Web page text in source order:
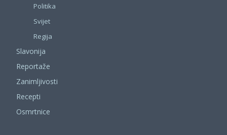
Politika
Svijet
Regija
Slavonija
Reportaže
Zanimljivosti
Recepti
Osmrtnice